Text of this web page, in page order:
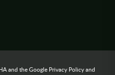
and the Google Privacy Policyand